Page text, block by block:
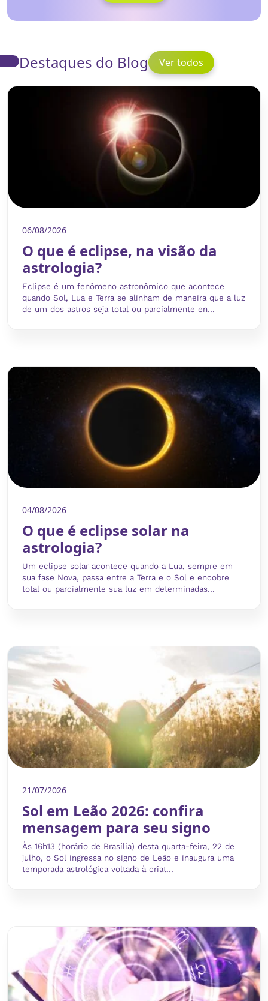
Destaques do Blog Ver todos
06/08/2026
O que é eclipse, na visão da
astrologia?
Eclipse é um fenômeno astronômico que acontece
quando Sol, Lua e Terra se alinham de maneira que a luz
de um dos astros seja total ou parcialmente en...
04/08/2026
O que é eclipse solar na
astrologia?
Um eclipse solar acontece quando a Lua, sempre em
sua fase Nova, passa entre a Terra e o Sol e encobre
total ou parcialmente sua luz em determinadas...
21/07/2026
Sol em Leão 2026: confira
mensagem para seu signo
Às 16h13 (horário de Brasília) desta quarta-feira, 22 de
julho, o Sol ingressa no signo de Leão e inaugura uma
temporada astrológica voltada à criat...